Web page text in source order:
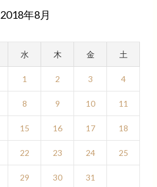
2018年8月
水 木 金 土
1 2 3 4
8 9 10 11
15 16 17 18
22 23 24 25
29 30
31